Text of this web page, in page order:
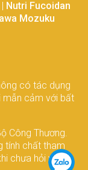
| Nutri Fucoidan
Mozuku
có tác dụng
mẫn cảm với bất
Công Thương.
tính chất tham
chưa hỏi ý kiến